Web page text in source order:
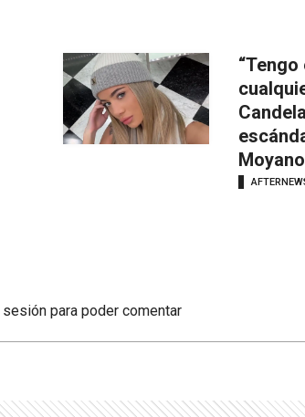
Moyano
sesión para poder comentar